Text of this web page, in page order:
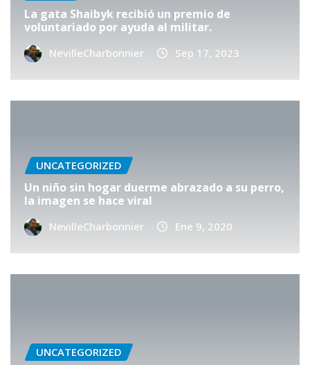
La gata Shaibyk recibió un premio de
voluntariado por ayuda al militar.
NevilleCharbonnier Sep 17, 2023
UNCATEGORIZED
Un niño sin hogar duerme abrazado a su perro,
la imagen se hace viral
NevilleCharbonnier Ene 9, 2020
UNCATEGORIZED